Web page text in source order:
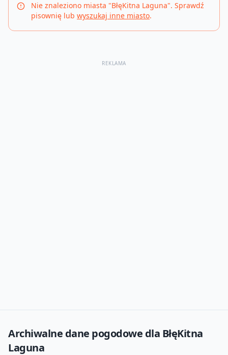
Nie znaleziono miasta "BłęKitna Laguna". Sprawdź
pisownię lub wyszukaj inne miasto.
REKLAMA
Archiwalne dane pogodowe dla BłęKitna
Laguna